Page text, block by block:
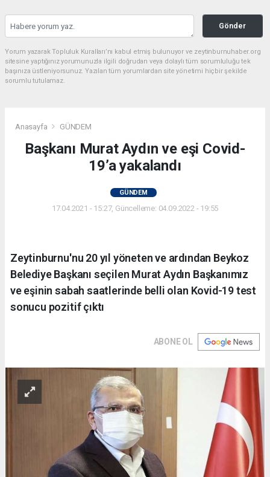
Gönder
Yorum yazarak Topluluk Kuralları’nı kabul etmiş bulunuyor ve zeytinburnuhaber.org
sitesine yaptığınız yorumunuzla ilgili doğrudan veya dolaylı tüm sorumluluğu tek
başınıza üstleniyorsunuz. Yazılan tüm yorumlardan site yönetimi hiçbir şekilde
sorumlu tutulamaz.
Anasayfa GÜNDEM
Başkanı Murat Aydın ve eşi Covid-
19’a yakalandı
GÜNDEM
17.04.2021 - 15:27, Güncelleme: 04.09.2022 - 19:55
Zeytinburnu'nu 20 yıl yöneten ve ardından Beykoz
Belediye Başkanı seçilen Murat Aydın Başkanımız
ve eşinin sabah saatlerinde belli olan Kovid-19 test
sonucu pozitif çıktı
ABONE OL